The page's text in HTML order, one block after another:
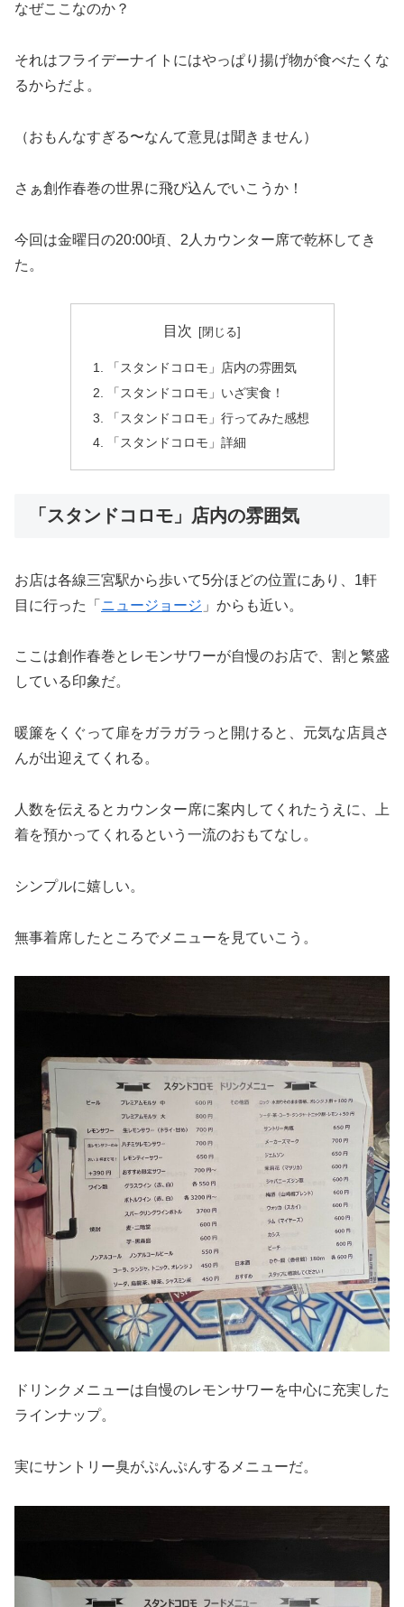
なぜここなのか？
それはフライデーナイトにはやっぱり揚げ物が食べたくな
るからだよ。
（おもんなすぎる〜なんて意見は聞きません）
さぁ創作春巻の世界に飛び込んでいこうか！
今回は金曜日の20:00頃、2人カウンター席で乾杯してき
た。
目次
「スタンドコロモ」店内の雰囲気
「スタンドコロモ」いざ実食！
「スタンドコロモ」行ってみた感想
「スタンドコロモ」詳細
「スタンドコロモ」店内の雰囲気
お店は各線三宮駅から歩いて5分ほどの位置にあり、1軒
目に行った「 ニュージョージ 」からも近い。
ここは創作春巻とレモンサワーが自慢のお店で、割と繁盛
している印象だ。
暖簾をくぐって扉をガラガラっと開けると、元気な店員さ
んが出迎えてくれる。
人数を伝えるとカウンター席に案内してくれたうえに、上
着を預かってくれるという一流のおもてなし。
シンプルに嬉しい。
無事着席したところでメニューを見ていこう。
ドリンクメニューは自慢のレモンサワーを中心に充実した
ラインナップ。
実にサントリー臭がぷんぷんするメニューだ。